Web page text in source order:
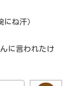
ね汗）
に言われたけ